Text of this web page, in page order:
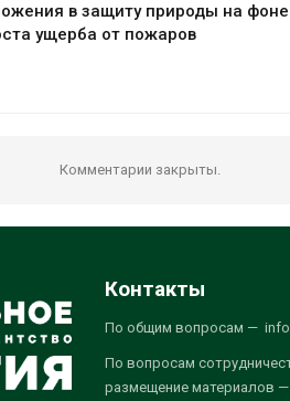
в защиту природы на фоне
ущерба от пожаров
Комментарии закрыты.
Контакты
По общим вопросам —
По вопросам
размещение материалов —